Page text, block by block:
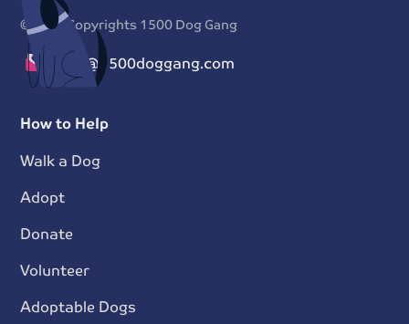
©2026 Copyrights 1500 Dog Gang
info@1500doggang.com
How to Help
Walk a Dog
Adopt
Donate
Volunteer
Adoptable Dogs